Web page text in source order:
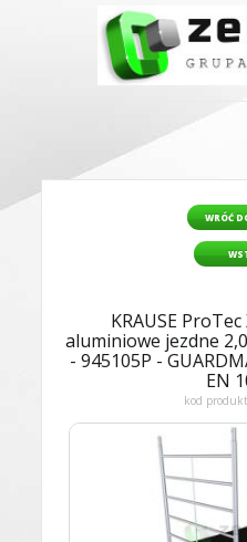
WRÓĆ
KRAUSE
aluminiowe jezdne
- 945105P -
EN
kod